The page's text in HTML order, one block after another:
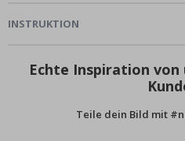
INSTRUKTION
Echte Inspiration von
Teile dein Bild mit